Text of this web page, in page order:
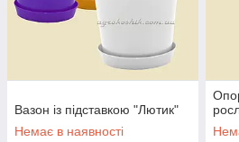
Вазон із підставкою "Лютик"
Немає в наявності